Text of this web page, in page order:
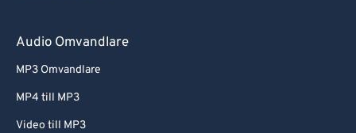
Audio Omvandlare
MP3 Omvandlare
MP4 till MP3
Video till MP3